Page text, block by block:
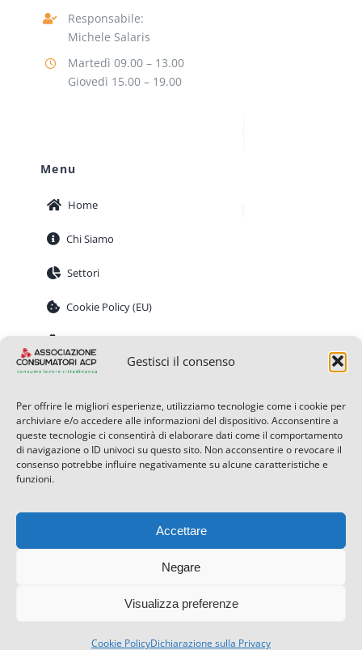
Gestisci il consenso
Per offrire le migliori esperienze, utilizziamo tecnologie come i cookie per
archiviare e/o accedere alle informazioni del dispositivo. Acconsentire a
queste tecnologie ci consentirà di elaborare dati come il comportamento
di navigazione o ID univoci su questo sito. Non acconsentire o revocare il
consenso potrebbe influire negativamente su alcune caratteristiche e
funzioni.
Accettare
Negare
Visualizza preferenze
Cookie PolicyDichiarazione sulla Privacy
Responsabile:
Michele Salaris
Martedì 09.00 – 13.00
Giovedì 15.00 – 19.00
Menu
Home
Chi Siamo
Settori
Cookie Policy (EU)
Nota informativa Sportello
© 2026 • Associazione Consumatori ACP APS – Via
San Francesco d’Assisi 17 Torino - CF 97541120016 -